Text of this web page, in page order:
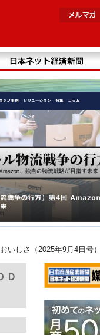
しさ（2025年9月4日号）
Ｄ